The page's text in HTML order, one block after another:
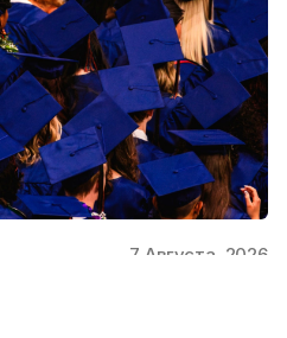
7 Августа, 2026